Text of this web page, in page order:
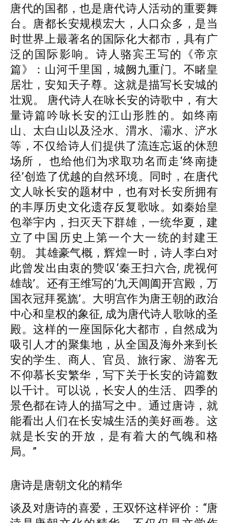
唐代的国都，也是唐代诗人活动的重要舞
台。唐都长安规模宏大，人口众多，是当
时世界上最著名的国际化大都市，具有广
泛的国际影响。诗人骆宾王写的《帝京
篇》：山河千里国，城阙九重门。不睹皇
居壮，安知天子尊。这就是描写长安城的
壮观。 唐代诗人在咏长安的诗歌中，有大
量诗篇吟咏长安的江山形胜的。如终南
山、太白山以及泾水、渭水、灞水、浐水
等，不仅给诗人们提供了流连忘返的休憩
场所， 也给他们为求取功名而走‘终南捷
径’创造了优越的自然环境。同时，在唐代
文人咏长安的题材中，也有对长安所拥有
的丰厚历史文化遗存反复歌咏。如秦始皇
包举宇内，扫灭天下群雄，一统华夏，建
立了中国历史上第一个大一统的封建王
朝。 其雄豪气概，辉煌一时，诗人李白对
此曾发出由衷的赞叹‘秦王扫六合, 虎视何
雄哉’。还有王维写的‘九天阊阖开宫殿，万
国衣冠拜冕旒’。大明宫作为唐王朝的政治
中心和皇权的象征, 成为唐代诗人歌咏的圣
殿。这样的一座国际化大都市，自然成为
吸引人才的聚集地，从全国及海外来到长
安的学生、商人、官员、旅行家、游客无
不仰慕长安繁华，写下关于长安的诗篇数
以千计。可以说，长安人的生活、四季的
景色都在诗人的描写之中。通过唐诗，就
能看出人们在长安城生活的美好画卷。这
就是长安的开放，是有着大的气魄和格
局。”
唐诗是唐朝文化的精华
谈及对唐诗的喜爱，王双怀这样评价：“唐